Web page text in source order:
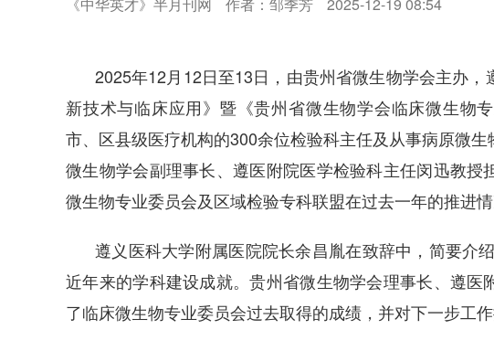
2025年12月12日至13日，由贵州省微生物学会主办
新技术与临床应用》暨《贵州省微生物学会临床微生物
市、区县级医疗机构的300余位检验科主任及从事病原微
微生物学会副理事长、遵医附院医学检验科主任闵迅教授
微生物专业委员会及区域检验专科联盟在过去一年的推进情
遵义医科大学附属医院院长余昌胤在致辞中，简要介
近年来的学科建设成就。贵州省微生物学会理事长、遵医
了临床微生物专业委员会过去取得的成绩，并对下一步工作